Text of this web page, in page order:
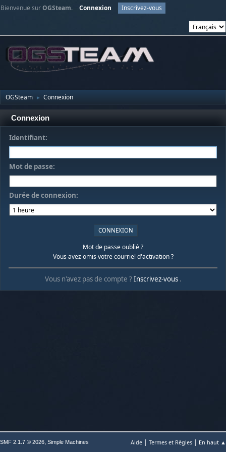
Bienvenue surOGSteam. Connexion Inscrivez-vous
OGSteam ► Connexion
Connexion
Identifiant:
Mot de passe:
Durée de connexion:
Mot de passe oublié ?
Vous avez omis votre courriel d'activation ?
Vous n'avez pas de compte ?Inscrivez-vous .
Aide | Termes et Règles | En haut ▲
SMF 2.1.7 © 2026, Simple Machines